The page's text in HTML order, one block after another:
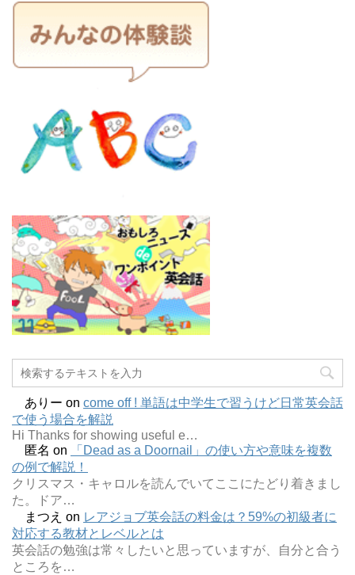
ありー on come off ! 単語は中学生で習うけど日常英会話
で使う場合を解説
Hi Thanks for showing useful e…
匿名 on
「Dead as a Doornail」の使い方や意味を複数
の例で解説！
クリスマス・キャロルを読んでいてここにたどり着きまし
た。ドア…
まつえ on レアジョブ英会話の料金は？59%の初級者に
対応する教材とレベルとは
英会話の勉強は常々したいと思っていますが、自分と合う
ところを…